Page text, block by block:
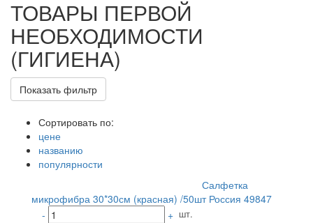
ТОВАРЫ ПЕРВОЙ
НЕОБХОДИМОСТИ
(ГИГИЕНА)
Показать фильтр
Сортировать по:
цене
названию
популярности
Салфетка
микрофибра 30*30см (красная) /50шт Россия 49847
-
+ шт.